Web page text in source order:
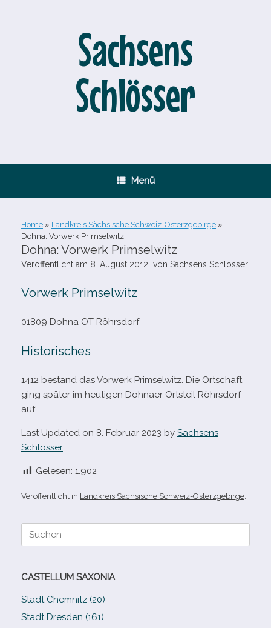
Sachsens
Schlösser
Menü
Home » Landkreis Sächsische Schweiz-Osterzgebirge »
Dohna: Vorwerk Primselwitz
Dohna: Vorwerk Primselwitz
Veröffentlicht am 8. August 2012 von Sachsens Schlösser
Vorwerk Primselwitz
01809 Dohna OT Röhrsdorf
Historisches
1412 bestand das Vorwerk Primselwitz. Die Ortschaft
ging spä­ter im heu­ti­gen Dohnaer Ortsteil Röhrsdorf
auf.
Last Updated on 8. Februar 2023 by Sachsens
Schlösser
Gelesen: 1.902
Veröffentlicht in Landkreis Sächsische Schweiz-Osterzgebirge
Suche
CASTELLUM SAXONIA
Stadt Chemnitz (20)
Stadt Dresden (161)